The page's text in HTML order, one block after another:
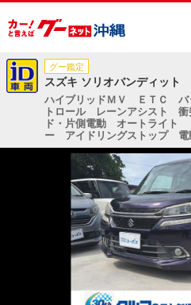
グー鑑定
スズキ ソリオバンディット
ハイブリッドＭＶ ＥＴＣ バ
トロール レーンアシスト 衝
ド・片側電動 オートライト
ー アイドリングストップ 電